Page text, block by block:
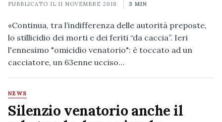
PUBBLICATO IL11 NOVEMBRE 2018 3 MIN
«Continua, tra l’indifferenza delle autorità preposte,
lo stillicidio dei morti e dei feriti “da caccia”. Ieri
l'ennesimo "omicidio venatorio": è toccato ad un
cacciatore, un 63enne ucciso…
NEWS
Silenzio venatorio anche il